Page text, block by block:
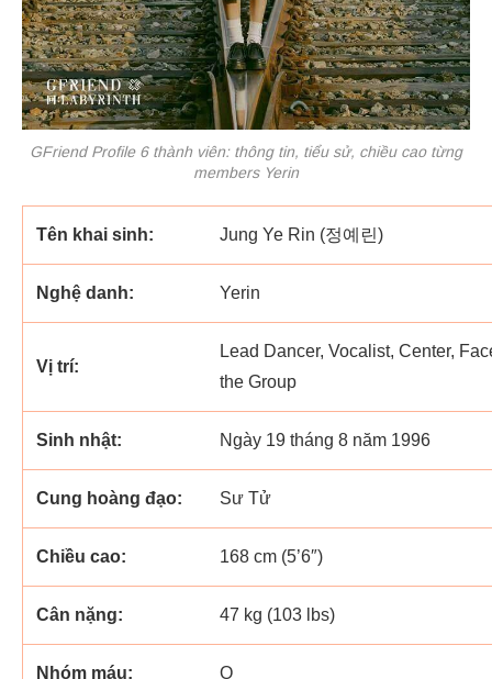
GFriend Profile 6 thành viên: thông tin, tiểu sử, chiều cao từng
members Yerin
Tên khai sinh: Jung Ye Rin (정예린)
Nghệ danh: Yerin
Vị trí:
Lead Dancer, Vocalist, Center,
the Group
Sinh nhật: Ngày 19 tháng 8 năm 1996
Cung hoàng đạo: Sư Tử
Chiều cao: 168 cm (5’6″)
Cân nặng: 47 kg (103 lbs)
Nhóm máu: O